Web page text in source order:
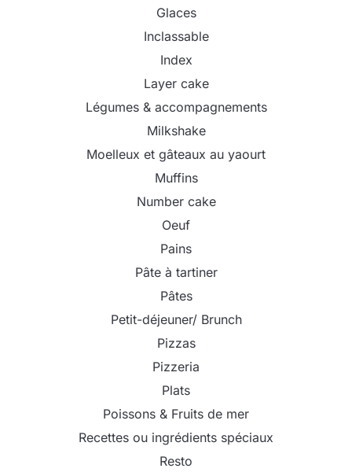
Glaces
Inclassable
Index
Layer cake
Légumes & accompagnements
Milkshake
Moelleux et gâteaux au yaourt
Muffins
Number cake
Oeuf
Pains
Pâte à tartiner
Pâtes
Petit-déjeuner/ Brunch
Pizzas
Pizzeria
Plats
Poissons & Fruits de mer
Recettes ou ingrédients spéciaux
Resto